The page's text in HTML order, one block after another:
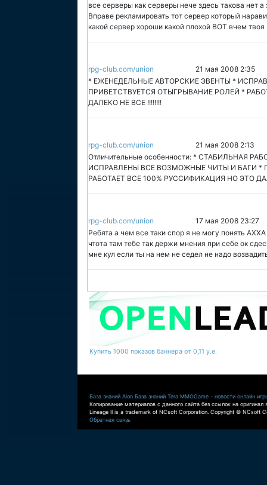
все серверы как серверы нече здесь такова нет
Вправе рекламировать тот сервер который
какой сервер хороши какой плохой ВОТ вчем
rpg-club.com/union
21 мая 2008 2:35
* ЕЖЕНЕДЕЛЬНЫЕ АВТОРСКИЕ ЭВЕНТЫ *
ПРИВЕТСТВУЕТСЯ ОТЫГРЫВАНИЕ РОЛЕЙ *
ДАЛЕКО НЕ ВСЕ !!!!!!!!
rpg-club.com/union
21 мая 2008 2:13
Отличительные особенности: * СТАБИЛЬНАЯ
ИСПРАВЛЕНЫ ВСЕ ВОЗМОЖНЫЕ ЧИТЫ И БАГИ *
РАБОТАЕТ ВСЕ 100% РУССИФИКАЦИЯ НО ЭТО
rpg-club.com/union
17 мая 2008 23:27
Ребята а чем все таки спор я не могу понять
чтота там тебе так держи мнения при себе ок
мне кул если ты на нем не седел не надо
Купить 1000 показов баннера от 0,11 у.е.
База знаний Aion База знаний Tera MMOGame - новости онлайн
Копирование материалов с данного сайта без ссылок на оригинал
Lineage II is a trademark of NCsoft Corporation. Copyright © NCsoft
Обратная связь